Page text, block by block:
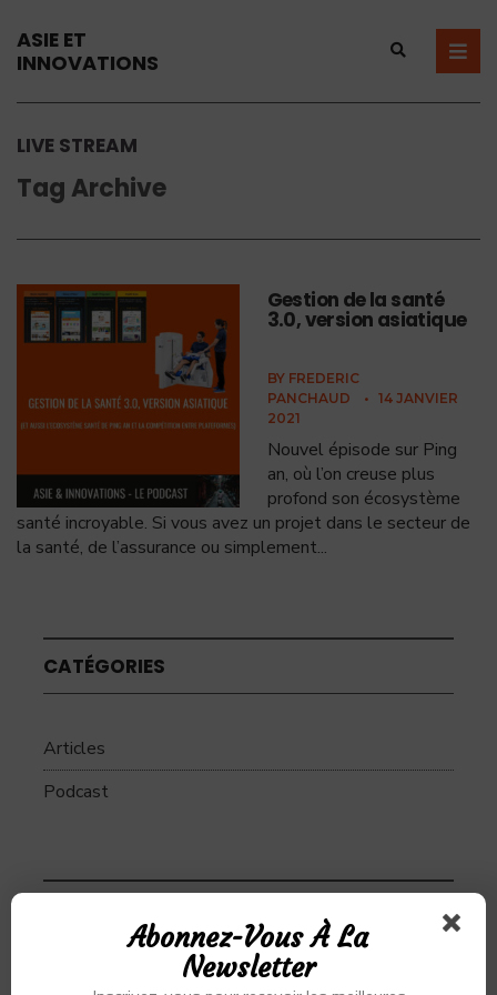
ASIE ET
INNOVATIONS
LIVE STREAM
Tag Archive
Gestion de la santé
3.0, version asiatique
BY FREDERIC
PANCHAUD
• 14 JANVIER
2021
Nouvel épisode sur Ping
an, où l’on creuse plus
profond son écosystème
santé incroyable. Si vous avez un projet dans le secteur de
la santé, de l’assurance ou simplement...
CATÉGORIES
Articles
Podcast
Alihealth Alipay ant
Abonnez-Vous À La
Newsletter